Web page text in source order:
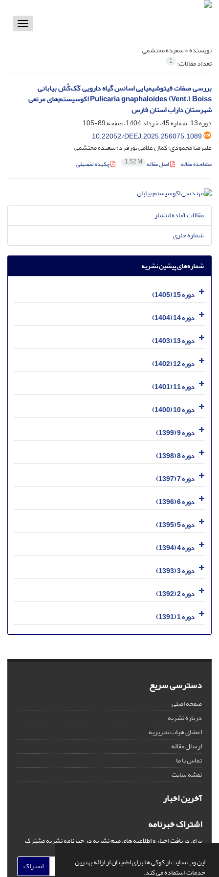
این وب سایت از کوکی ها برای اطمینان از ارائه بهترین
خدمات استفاده می کند.
Toggle
نویسنده =سعیده محتشمی
تعداد مقالات: 1
بررسی صفات فیتوشیمیایی اسانس گیاه دارویی کَک‌کُش بیابانی
Pulicaria gnaphaloides (Vent.) Boiss اکوسیستم‌های مرتعی
شهرستان داراب استان فارس
دوره 13، شماره 45، خرداد 1404، صفحه
89-105
‎10.22052/DEEJ.2025.256075.1089
علیرضا محمودی؛ کمال غلامی پورفرد؛ سعیده محتشمی
مشاهده مقاله اصل مقاله 1.52 M چکیده تفصیلی
مقالات آماده انتشار
شماره جاری
شماره‌های پیشین نشریه
دوره 15 (1405)
دوره 14 (1404)
دوره 13 (1403)
دوره 12 (1402)
دوره 11 (1401)
دوره 10 (1400)
دوره 9 (1399)
دوره 8 (1398)
دوره 7 (1397)
دوره 6 (1396)
دوره 5 (1395)
دوره 4 (1394)
دوره 3 (1393)
دوره 2 (1392)
دوره 1 (1391)
دسترسی سریع
صفحه اصلی
درباره نشریه
اعضای هیات تحریریه
ارسال مقاله
تماس با ما
نقشه سایت
آخرین اخبار
اشتراک خبرنامه
برای دریافت اخبار و اطلاعیه های مهم نشریه در خبرنامه نشریه مشترک
اشتراک